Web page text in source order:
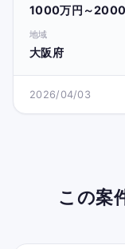
1000万円～
地域
大阪府
2026/04/03
この案